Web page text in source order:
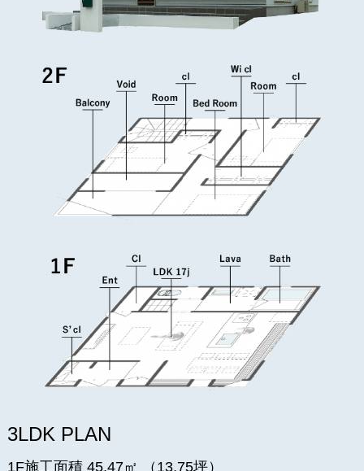
3LDK PLAN
1F施工面積 45.47㎡ （13.75坪）